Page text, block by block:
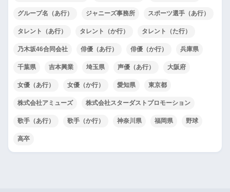
グループ名（あ行） ジャニーズ事務所 スポーツ選手（あ行）
タレント（あ行） タレント（か行） タレント（た行）
乃木坂46合同会社 俳優（あ行） 俳優（か行） 兵庫県
千葉県 吉本興業 埼玉県 声優（あ行） 大阪府
女優（あ行） 女優（か行） 愛知県 東京都
株式会社アミューズ 株式会社スターダストプロモーション
歌手（あ行） 歌手（か行） 神奈川県 福岡県 野球
高卒